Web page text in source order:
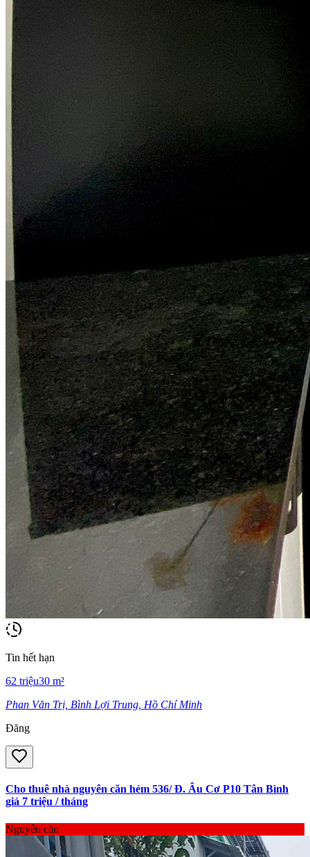
Tin hết hạn
62 triệu30 m²
Phan Văn Trị, Bình Lợi Trung, Hồ Chí Minh
Đăng
Cho thuê nhà nguyên căn hẻm 536/ Đ. Âu Cơ P10 Tân Bình
giá 7 triệu / tháng
Nguyên căn